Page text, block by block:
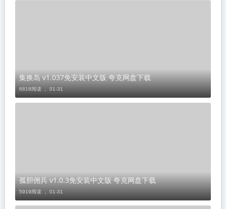
集换岛 v1.037免安装中文版 夸克网盘下载
6818阅读 ， 01-31
孤胆佣兵 v1.0.3免安装中文版 夸克网盘下载
5919阅读 ， 01-31